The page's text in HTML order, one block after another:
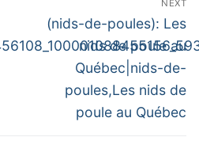
NEXT
Next
post:
(nids-de-poules): Les
nids de poule au
Québec|nids-de-
poules,Les nids de
poule au Québec